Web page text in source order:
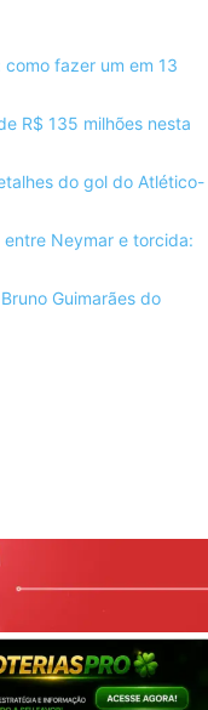
fazer um em 13
R$ 135 milhões nesta
do gol do Atlético-
Neymar e torcida:
Guimarães do